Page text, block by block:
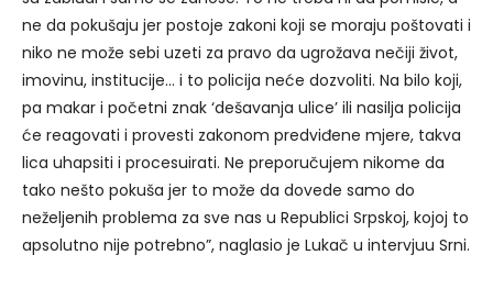
ne da pokušaju jer postoje zakoni koji se moraju poštovati i
niko ne može sebi uzeti za pravo da ugrožava nečiji život,
imovinu, institucije… i to policija neće dozvoliti. Na bilo koji,
pa makar i početni znak ‘dešavanja ulice’ ili nasilja policija
će reagovati i provesti zakonom predviđene mjere, takva
lica uhapsiti i procesuirati. Ne preporučujem nikome da
tako nešto pokuša jer to može da dovede samo do
neželjenih problema za sve nas u Republici Srpskoj, kojoj to
apsolutno nije potrebno”, naglasio je Lukač u intervjuu Srni.